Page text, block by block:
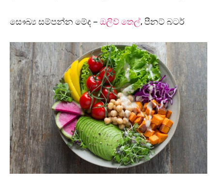
සෞඛ්‍ය සම්පන්න මේද – ඔලිව් තෙල්, පීනට් බටර්